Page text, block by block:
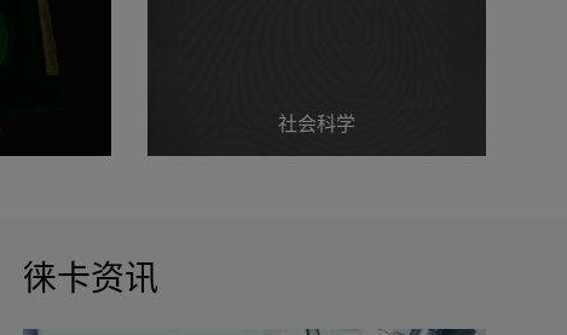
社会科学
徕卡资讯